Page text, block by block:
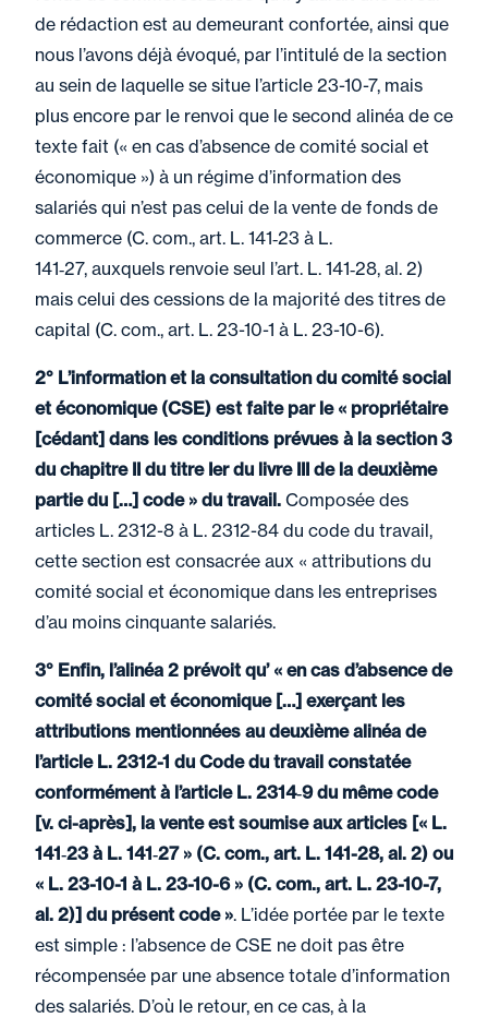
de rédaction est au demeurant confortée, ainsi que
nous l’avons déjà évoqué, par l’intitulé de la section
au sein de laquelle se situe l’article 23-10-7, mais
plus encore par le renvoi que le second alinéa de ce
texte fait (« en cas d’absence de comité social et
économique ») à un régime d’information des
salariés qui n’est pas celui de la vente de fonds de
commerce (C. com., art. L. 141‑23 à L.
141‑27, auxquels renvoie seul l’art. L. 141‑28, al. 2)
mais celui des cessions de la majorité des titres de
capital (C. com., art. L. 23-10-1 à L. 23-10-6).
2° L’information et la consultation du comité social
et économique (CSE) est faite par le « propriétaire
[cédant] dans les conditions prévues à la section 3
du chapitre II du titre Ier du livre III de la deuxième
partie du […] code » du travail. Composée des
articles L. 2312-8 à L. 2312-84 du code du travail,
cette section est consacrée aux « attributions du
comité social et économique dans les entreprises
d’au moins cinquante salariés.
3° Enfin, l’alinéa 2 prévoit qu’ « en cas d’absence de
comité social et économique […] exerçant les
attributions mentionnées au deuxième alinéa de
l’article L. 2312-1 du Code du travail constatée
conformément à l’article L. 2314‑9 du même code
[v. ci-après], la vente est soumise aux articles [« L.
141‑23 à L. 141‑27 » (C. com., art. L. 141-28, al. 2) ou
« L. 23-10-1 à L. 23-10-6 » (C. com., art. L. 23-10-7,
al. 2)] du présent code ». L’idée portée par le texte
est simple : l’absence de CSE ne doit pas être
récompensée par une absence totale d’information
des salariés. D’où le retour, en ce cas, à la